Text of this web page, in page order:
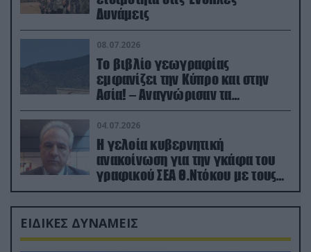
Δυνάμεις
08.07.2026
Το βιβλίο γεωγραφίας
εμφανίζει την Κύπρο και στην
Ασία! – Αναγνώρισαν τα
κατεχόμενα; (φωτο)
04.07.2026
Η γελοία κυβερνητική
ανακοίνωση για την γκάφα του
γραφικού ΣΕΑ Θ.Ντόκου με τους
Ρώσους φαρσέρ
ΕΙΔΙΚΕΣ ΔΥΝΑΜΕΙΣ